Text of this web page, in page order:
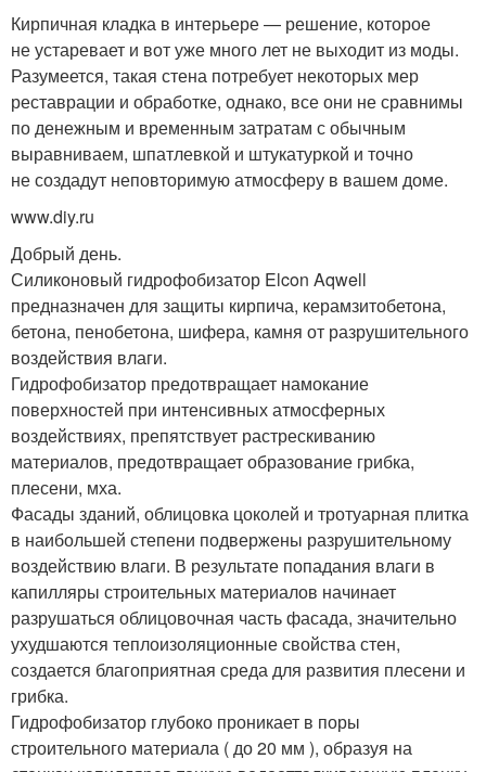
Кирпичная кладка в интерьере — решение, которое
не устаревает и вот уже много лет не выходит из моды.
Разумеется, такая стена потребует некоторых мер
реставрации и обработке, однако, все они не сравнимы
по денежным и временным затратам с обычным
выравниваем, шпатлевкой и штукатуркой и точно
не создадут неповторимую атмосферу в вашем доме.
www.diy.ru
Добрый день.
Силиконовый гидрофобизатор Elcon Aqwell
предназначен для защиты кирпича, керамзитобетона,
бетона, пенобетона, шифера, камня от разрушительного
воздействия влаги.
Гидрофобизатор предотвращает намокание
поверхностей при интенсивных атмосферных
воздействиях, препятствует растрескиванию
материалов, предотвращает образование грибка,
плесени, мха.
Фасады зданий, облицовка цоколей и тротуарная плитка
в наибольшей степени подвержены разрушительному
воздействию влаги. В результате попадания влаги в
капилляры строительных материалов начинает
разрушаться облицовочная часть фасада, значительно
ухудшаются теплоизоляционные свойства стен,
создается благоприятная среда для развития плесени и
грибка.
Гидрофобизатор глубоко проникает в поры
строительного материала ( до 20 мм ), образуя на